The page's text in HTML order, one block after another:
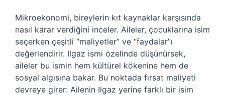
Mikroekonomi, bireylerin kıt kaynaklar karşısında
nasıl karar verdiğini inceler. Aileler, çocuklarına isim
seçerken çeşitli “maliyetler” ve “faydalar”ı
değerlendirir. Ilgaz ismi özelinde düşünürsek,
aileler bu ismin hem kültürel kökenine hem de
sosyal algısına bakar. Bu noktada fırsat maliyeti
devreye girer: Ailenin Ilgaz yerine farklı bir isim